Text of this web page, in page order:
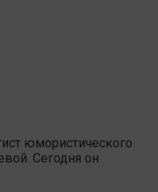
юмористического
Сегодня он